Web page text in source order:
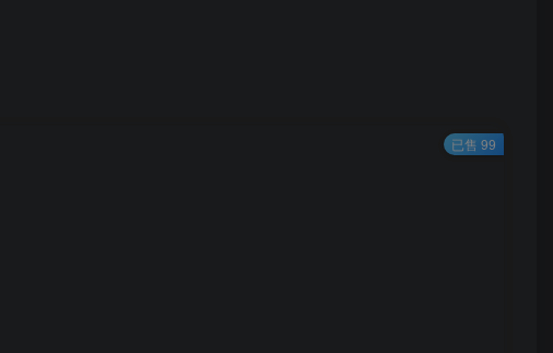
已售 99